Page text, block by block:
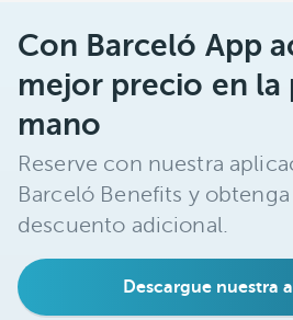
Con Barceló App
mejor precio en la
mano
Reserve con nuestra
Barceló Benefits y obtenga
descuento adicional.
Descargue nuestra